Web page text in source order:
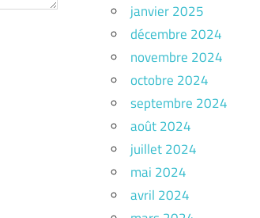
janvier 2025
décembre 2024
novembre 2024
octobre 2024
septembre 2024
août 2024
juillet 2024
mai 2024
avril 2024